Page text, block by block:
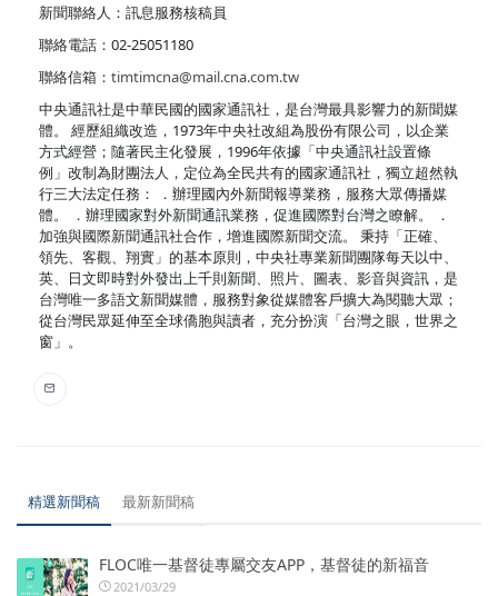
新聞聯絡人：訊息服務核稿員
聯絡電話：02-25051180
聯絡信箱： timtimcna@mail.cna.com.tw
中央通訊社是中華民國的國家通訊社，是台灣最具影響力的新聞媒
體。 經歷組織改造，1973年中央社改組為股份有限公司，以企業
方式經營；隨著民主化發展，1996年依據「中央通訊社設置條
例」改制為財團法人，定位為全民共有的國家通訊社，獨立超然執
行三大法定任務： ．辦理國內外新聞報導業務，服務大眾傳播媒
體。 ．辦理國家對外新聞通訊業務，促進國際對台灣之瞭解。 ．
加強與國際新聞通訊社合作，增進國際新聞交流。 秉持「正確、
領先、客觀、翔實」的基本原則，中央社專業新聞團隊每天以中、
英、日文即時對外發出上千則新聞、照片、圖表、影音與資訊，是
台灣唯一多語文新聞媒體，服務對象從媒體客戶擴大為閱聽大眾；
從台灣民眾延伸至全球僑胞與讀者，充分扮演「台灣之眼，世界之
窗」。
精選新聞稿 最新新聞稿
FLOC唯一基督徒專屬交友APP，基督徒的新福音
2021/03/29